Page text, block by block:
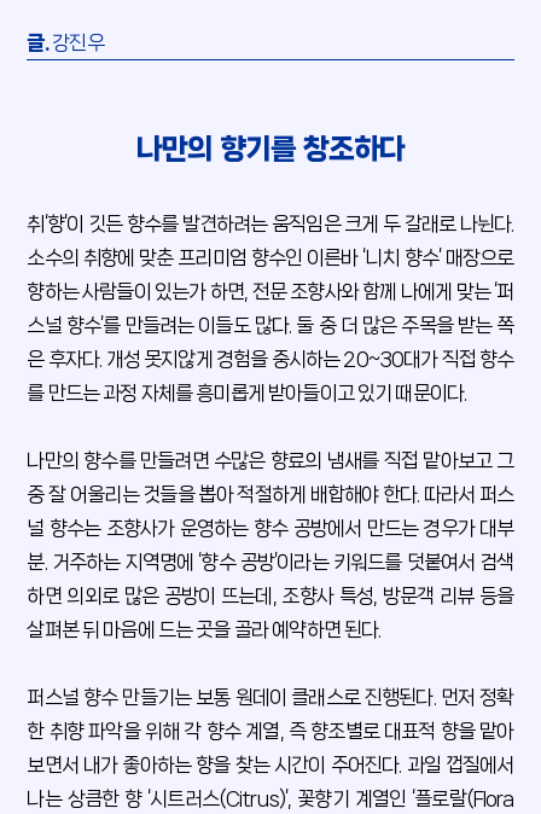
글. 강진우
나만의 향기를 창조하다
취‘향’이 깃든 향수를 발견하려는 움직임은 크게 두 갈래로 나뉜다.
소수의 취향에 맞춘 프리미엄 향수인 이른바 ‘니치 향수’ 매장으로
향하는 사람들이 있는가 하면, 전문 조향사와 함께 나에게 맞는 ‘퍼
스널 향수’를 만들려는 이들도 많다. 둘 중 더 많은 주목을 받는 쪽
은 후자다. 개성 못지않게 경험을 중시하는 20~30대가 직접 향수
를 만드는 과정 자체를 흥미롭게 받아들이고 있기 때문이다.
나만의 향수를 만들려면 수많은 향료의 냄새를 직접 맡아보고 그
중 잘 어울리는 것들을 뽑아 적절하게 배합해야 한다. 따라서 퍼스
널 향수는 조향사가 운영하는 향수 공방에서 만드는 경우가 대부
분. 거주하는 지역명에 ‘향수 공방’이라는 키워드를 덧붙여서 검색
하면 의외로 많은 공방이 뜨는데, 조향사 특성, 방문객 리뷰 등을
살펴본 뒤 마음에 드는 곳을 골라 예약하면 된다.
퍼스널 향수 만들기는 보통 원데이 클래스로 진행된다. 먼저 정확
한 취향 파악을 위해 각 향수 계열, 즉 향조별로 대표적 향을 맡아
보면서 내가 좋아하는 향을 찾는 시간이 주어진다. 과일 껍질에서
나는 상큼한 향 ‘시트러스(Citrus)’, 꽃향기 계열인 ‘플로랄(Flora